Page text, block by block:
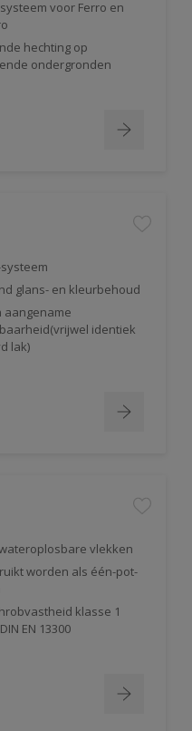
voor Ferro en
hechting op
ondergronden
glans- en kleurbehoud
aangename
identiek
lak)
vlekken
worden als één-pot-
klasse 1
EN 13300